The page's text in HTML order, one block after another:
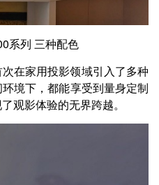
系列 三种配色
在家用投影领域引入了多种
境下，都能享受到量身定制
观影体验的无界跨越。